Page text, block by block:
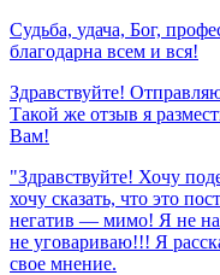
Судьба, удача, Бог,
благодарна всем и вся!
Здравствуйте!
Такой же отзыв я
Вам!
"Здравствуйте! Хочу
хочу сказать, что это
негатив — мимо! Я не
не уговариваю!!! Я
свое мнение.